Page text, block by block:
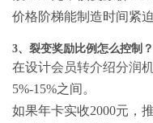
价格阶梯能制造时间紧
3、裂变奖励比例怎么控制？
在设计会员转介绍分润
5%-15%之间。
如果年卡实收2000元，